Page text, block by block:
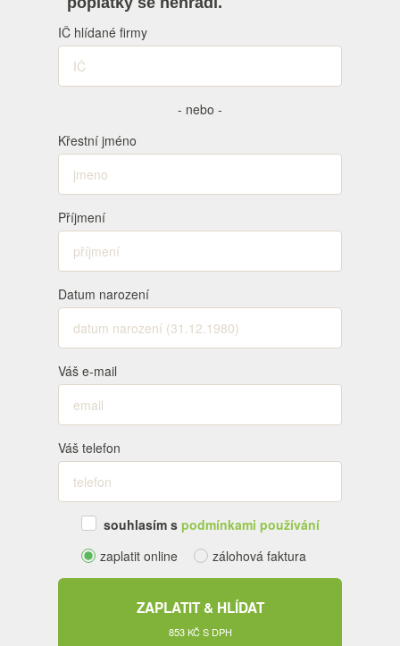
IČ hlídané firmy
- nebo -
Křestní jméno
Příjmení
Datum narození
Váš e-mail
Váš telefon
souhlasím s podmínkami používání
zaplatit online
zálohová faktura
ZAPLATIT & HLÍDAT
853 KČ S DPH